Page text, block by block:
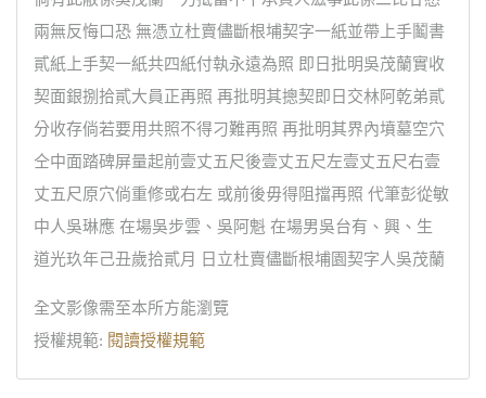
兩無反悔口恐 無憑立杜賣儘斷根埔契字一紙並帶上手鬮書
貳紙上手契一紙共四紙付執永遠為照 即日批明吳茂蘭實收
契面銀捌拾貳大員正再照 再批明其摠契即日交林阿乾弟貳
分收存倘若要用共照不得刁難再照 再批明其界內墳墓空穴
仝中面踏碑屏量起前壹丈五尺後壹丈五尺左壹丈五尺右壹
丈五尺原穴倘重修或右左 或前後毋得阻擋再照 代筆彭從敏
中人吳琳應 在場吳步雲、吳阿魁 在場男吳台有、興、生
道光玖年己丑歲拾貳月 日立杜賣儘斷根埔園契字人吳茂蘭
全文影像需至本所方能瀏覽
授權規範: 閱讀授權規範